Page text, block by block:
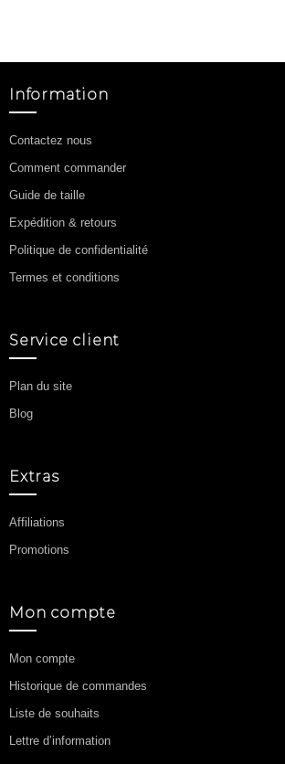
Information
Contactez nous
Comment commander
Guide de taille
Expédition & retours
Politique de confidentialité
Termes et conditions
Service client
Plan du site
Blog
Extras
Affiliations
Promotions
Mon compte
Mon compte
Historique de commandes
Liste de souhaits
Lettre d’information